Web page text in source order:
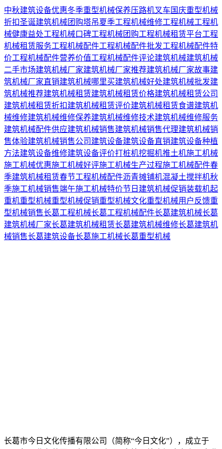
中秋建筑设备优惠冬季重型机械保养压路机叉车 国庆重型机械
折扣圣诞建筑机械团购塔吊夏季工程机械维修工程机械工程机
械健康益处工程机械口碑工程机械团购工程机械租赁平台工程
机械租赁服务工程机械配件工程机械配件批发工程机械配件特
价工程机械配件营养价值工程机械配件评论建筑机械建筑机械
二手市场建筑机械厂家建筑机械厂家推荐建筑机械厂家故事建
筑机械厂家直销建筑机械哪里买建筑机械好处建筑机械批发建
筑机械推荐建筑机械租赁建筑机械租赁价格建筑机械租赁公司
建筑机械租赁折扣 建筑机械租赁评价建筑机械租赁食谱建筑机
械维修建筑机械维修保养建筑机械维修技术建筑机械维修服务
建筑机械配件供应建筑机械销售建筑机械销售代理建筑机械销
售体验建筑机械销售公司 建筑设备建筑设备直销建筑设备种植
方法建筑设备维修建筑设备评价打桩机挖掘机推土机施工机械
施工机械优惠施工机械好评施工机械生产过程施工机械配件春
季建筑机械租赁春节工程机械配件沥青摊铺机混凝土搅拌机秋
季施工机械销售端午施工机械特价节日建筑机械促销装载机起
重机重型机械重型机械促销重型机械文化重型机械用户反馈重
型机械销售长葛工程机械长葛工程机械配件长葛建筑机械长葛
建筑机械厂家长葛建筑机械租赁长葛建筑机械维修长葛建筑机
械销售长葛建筑设备长葛施工机械长葛重型机械
长葛市今日文化传播有限公司（简称“今日文化”），成立于